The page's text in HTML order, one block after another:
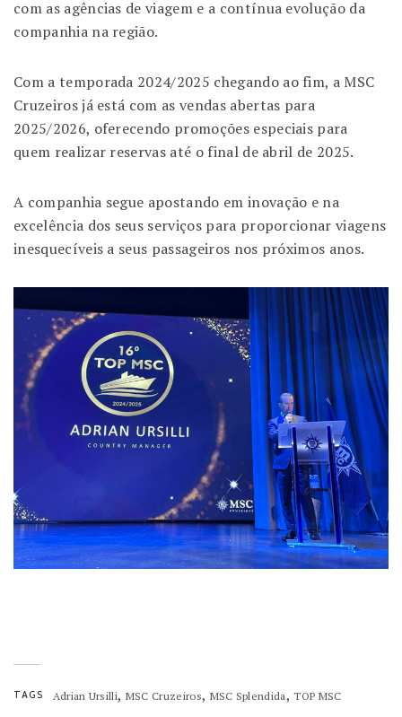
com as agências de viagem e a contínua evolução da
companhia na região.
Com a temporada 2024/2025 chegando ao fim, a MSC
Cruzeiros já está com as vendas abertas para
2025/2026, oferecendo promoções especiais para
quem realizar reservas até o final de abril de 2025.
A companhia segue apostando em inovação e na
excelência dos seus serviços para proporcionar viagens
inesquecíveis a seus passageiros nos próximos anos.
TAGS Adrian Ursilli, MSC Cruzeiros, MSC Splendida,TOP MSC